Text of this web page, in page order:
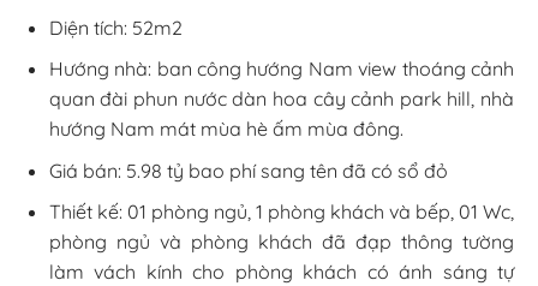
Diện tích: 52m2
Hướng nhà: ban công hướng Nam view thoáng cảnh
quan đài phun nước dàn hoa cây cảnh park hill, nhà
hướng Nam mát mùa hè ấm mùa đông.
Giá bán: 5.98 tỷ bao phí sang tên đã có sổ đỏ
Thiết kế: 01 phòng ngủ, 1 phòng khách và bếp, 01 Wc,
phòng ngủ và phòng khách đã đạp thông tường
làm vách kính cho phòng khách có ánh sáng tự